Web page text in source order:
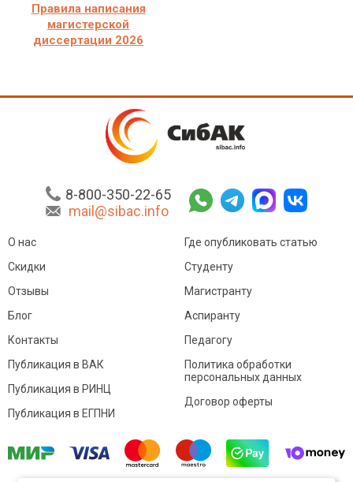
Правила написания
магистерской
диссертации 2026
8-800-350-22-65
mail@sibac.info
О нас
Скидки
Отзывы
Блог
Контакты
Где опубликовать статью
Студенту
Магистранту
Аспиранту
Педагогу
Публикация в ВАК
Публикация в РИНЦ
Публикация в ЕГПНИ
Политика обработки
персональных данных
Договор оферты